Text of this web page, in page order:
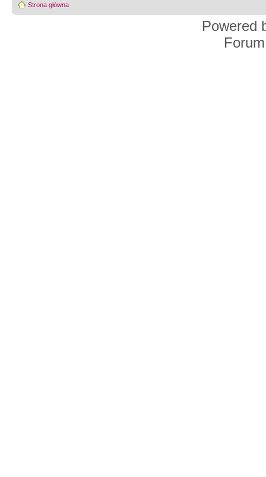
Strona główna
Powered